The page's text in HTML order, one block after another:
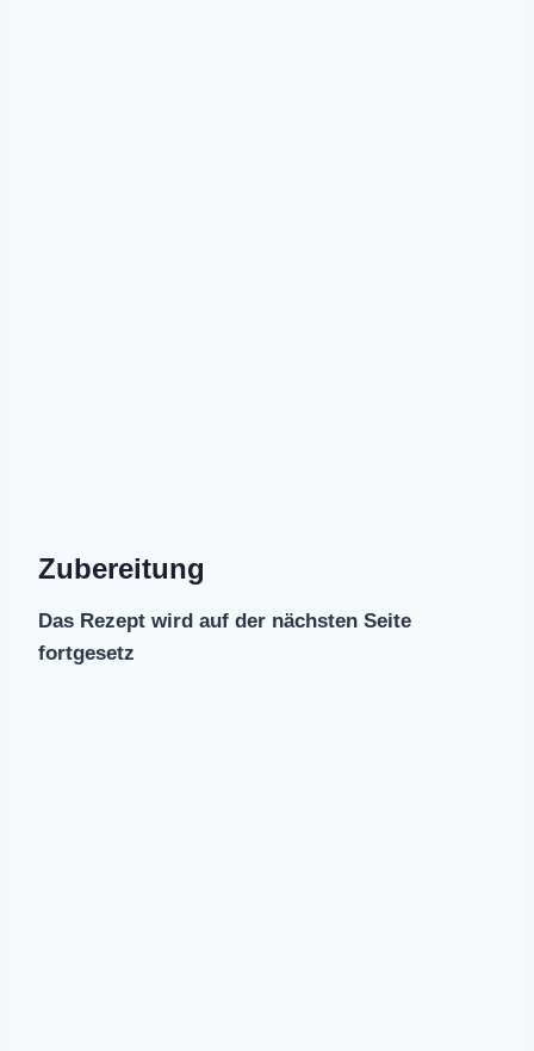
Zubereitung
Das Rezept wird auf der nächsten Seite
fortgesetz